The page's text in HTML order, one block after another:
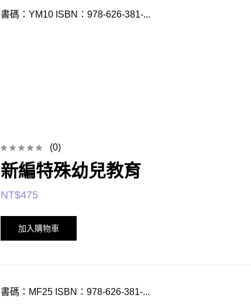
書碼：YM10 ISBN：978-626-381-...
(0)
新編特殊幼兒教育
NT$475
加入購物車
書碼：MF25 ISBN：978-626-381-...